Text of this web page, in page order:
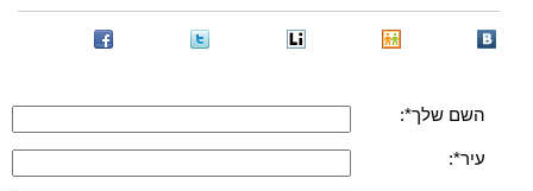
השם שלך*:
עיר*: